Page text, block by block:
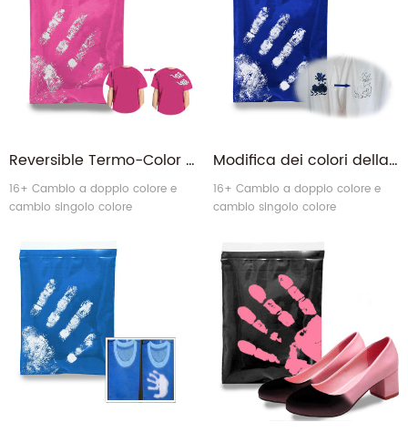
Reversible Termo-Color Termochromico Polvere di pigmento per scolorimento termico per tessuti
16+ Cambio a doppio colore e
cambio singolo colore
Modifica dei colori della temperatura Heatchromic Senza distorsione del calore sensibile Termochromico coloranti per tessili
16+ Cambio a doppio colore e
cambio singolo colore